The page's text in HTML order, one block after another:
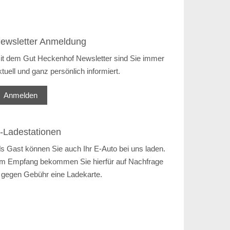
Anmeldung
dem Gut Heckenhof Newsletter sind Sie immer
und ganz persönlich informiert.
Anmelden
Ladestationen
Gast können Sie auch Ihr E-Auto bei uns laden.
Empfang bekommen Sie hierfür auf Nachfrage
Gebühr eine Ladekarte.